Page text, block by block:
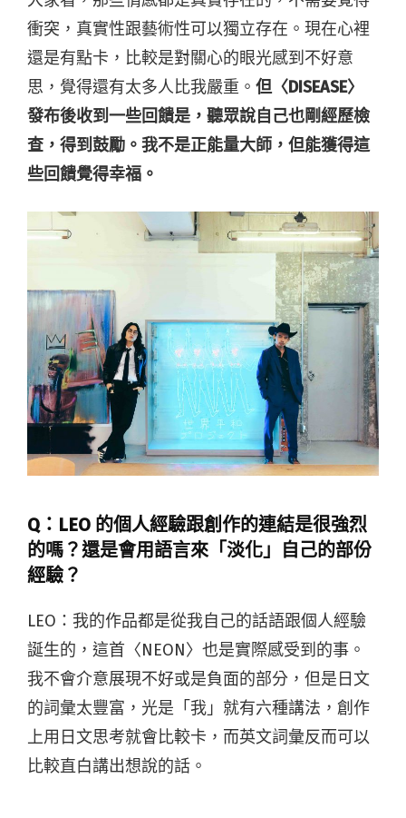
衝突，真實性跟藝術性可以獨立存在。現在心裡
還是有點卡，比較是對關心的眼光感到不好意
思，覺得還有太多人比我嚴重。 但〈DISEASE〉
發布後收到一些回饋是，聽眾說自己也剛經歷檢
查，得到鼓勵。我不是正能量大師，但能獲得這
些回饋覺得幸福。
Q： LEO 的個人經驗跟創作的連結是很強烈
的嗎？還是會用語言來「淡化」自己的部份
經驗？
LEO：我的作品都是從我自己的話語跟個人經驗
誕生的，這首〈NEON〉也是實際感受到的事。
我不會介意展現不好或是負面的部分，但是日文
的詞彙太豐富，光是「我」就有六種講法，創作
上用日文思考就會比較卡，而英文詞彙反而可以
比較直白講出想說的話。